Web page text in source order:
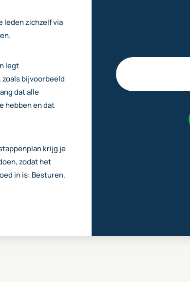
leden zichzelf via
legt
bijvoorbeeld
dat alle
hebben en dat
krijg je
zodat het
in is: Besturen.